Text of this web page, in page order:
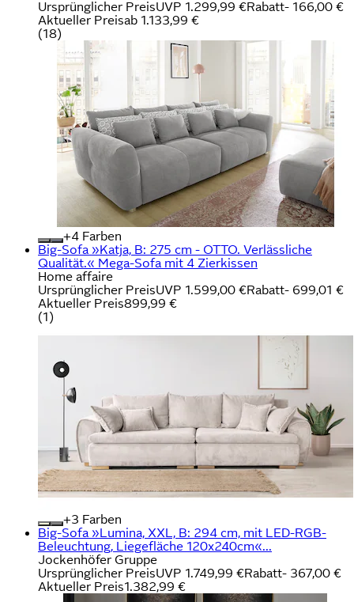
Ursprünglicher PreisUVP 1.299,99 €Rabatt- 166,00 €
Aktueller Preisab 1.133,99 €
(18)
+
Farben
Big-Sofa »Katja, B: 275 cm - OTTO. Verlässliche
Qualität.« Mega-Sofa mit 4 Zierkissen
Home affaire
Ursprünglicher PreisUVP 1.599,00 €Rabatt- 699,01 €
Aktueller Preis899,99 €
(1)
+
Farben
Big-Sofa »Lumina, XXL, B: 294 cm, mit LED-RGB-
Beleuchtung, Liegefläche 120x240cm«...
Jockenhöfer Gruppe
Ursprünglicher PreisUVP 1.749,99 €Rabatt- 367,00 €
Aktueller Preis1.382,99 €